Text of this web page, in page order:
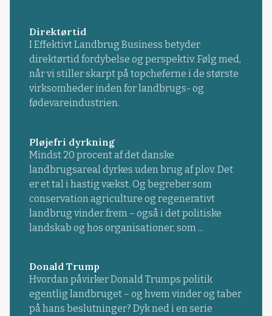
Direktørtid
I Effektivt Landbrug Business betyder
direktørtid fordybelse og perspektiv. Følg med,
når vi stiller skarpt på topcheferne i de største
virksomheder inden for landbrugs- og
fødevareindustrien.
Pløjefri dyrkning
Mindst 20 procent af det danske
landbrugsareal dyrkes uden brug af plov. Det
er et tal i hastig vækst. Og begreber som
conservation agriculture og regenerativt
landbrug vinder frem – også i det politiske
landskab og hos organisationer, som ...
Donald Trump
Hvordan påvirker Donald Trumps politik
egentlig landbruget – og hvem vinder og taber
på hans beslutninger? Dyk ned i en serie